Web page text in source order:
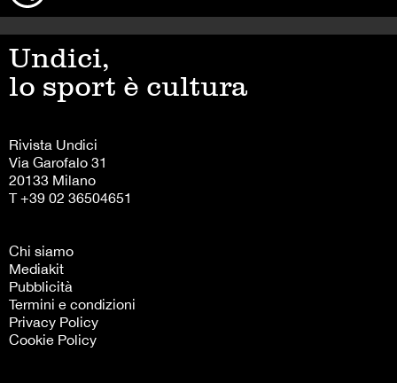
Undici,
lo sport è cultura
Rivista Undici
Via Garofalo 31
20133 Milano
T +39 02 36504651
Chi siamo
Mediakit
Pubblicità
Termini e condizioni
Privacy Policy
Cookie Policy